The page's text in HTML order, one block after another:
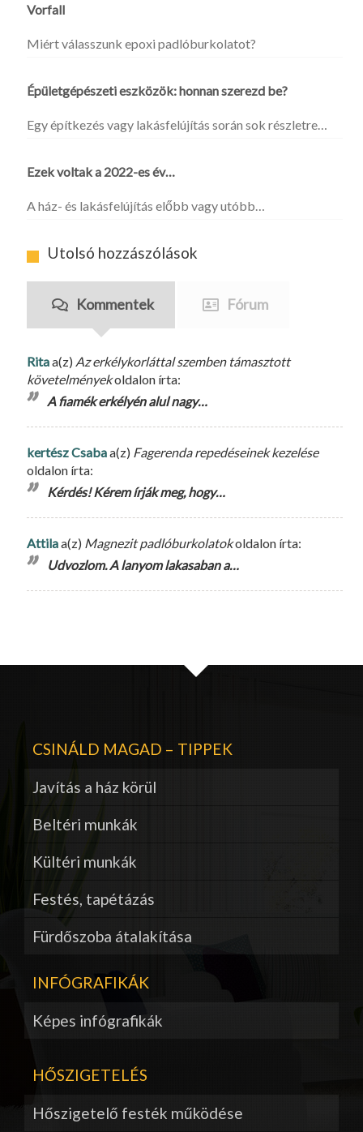
Vorfall
Miért válasszunk epoxi padlóburkolatot?
Épületgépészeti eszközök: honnan szerezd be?
Egy építkezés vagy lakásfelújítás során sok részletre…
Ezek voltak a 2022-es év…
A ház- és lakásfelújítás előbb vagy utóbb…
Utolsó hozzászólások
Kommentek Fórum
Ritaa(z) Az erkélykorláttal szemben támasztott
követelményekoldalon írta:
A fiamék erkélyén alul nagy…
kertész Csabaa(z) Fagerenda repedéseinek kezelése
oldalon írta:
Kérdés! Kérem írják meg, hogy…
Attilaa(z) Magnezit padlóburkolatokoldalon írta:
Udvozlom. A lanyom lakasaban a…
CSINÁLD MAGAD – TIPPEK
Javítás a ház körül
Beltéri munkák
Kültéri munkák
Festés, tapétázás
Fürdőszoba átalakítása
INFÓGRAFIKÁK
Képes infógrafikák
HŐSZIGETELÉS
Hőszigetelő festék működése